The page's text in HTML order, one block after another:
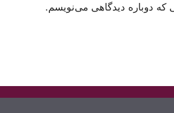
که دوباره دیدگاهی می‌نویسم.